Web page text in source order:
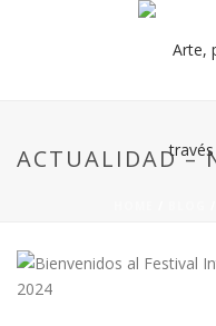
ACTUALIDAD –